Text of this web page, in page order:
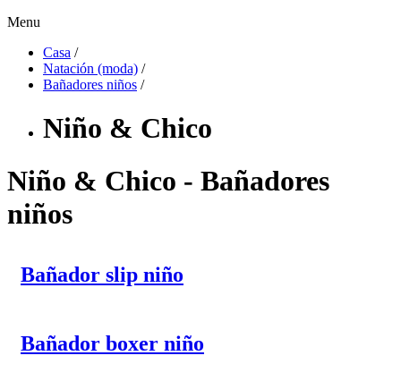
Menu
Casa /
Natación (moda) /
Bañadores niños /
Niño & Chico
Niño & Chico - Bañadores
niños
Bañador slip niño
Bañador boxer niño